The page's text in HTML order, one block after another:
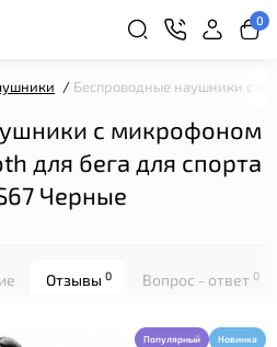
0
Беспроводные наушники с
с микрофоном
для бега для спорта
Черные
Отзывы 0 Вопрос - ответ 0
Популярный Новинка